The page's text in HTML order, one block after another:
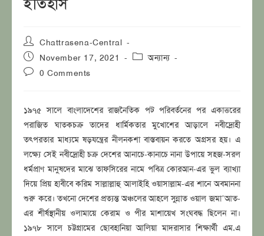
Post
author:
Chattrasena-Central
Post
published:
November 17, 2021
Postঅন্যান্য
Post0 Comments
১৯৭৫ সালে বাংলাদেশের রাজনৈতিক পট পরিবর্তনের পর একাত্তরের
পরাজিত ঘাতকচক্র তাদের ধার্মিকতার মুখোশের আড়ালে নবীদ্রোহী
তৎপরতার মাধ্যমে ষড়যন্ত্রের নীলনকশা বাস্তবায়ন করতে অগ্রসর হয়। এ
লক্ষ্যে সেই নবীদ্রোহী চক্র দেশের আনাচে-কানাচে নানা উপায়ে সহজ-সরল
ধর্মপ্রাণ মানুষদের মাঝে তাফসিরের নামে পবিত্র কোরআন-এর ভুল ব্যাখ্যা
দিয়ে প্রিয় হাবীবে করিম সাল্লাল্লাহু আলাইহি ওয়াসাল্লাম-এর শানে অবমাননা
শুরু করে। তখনো দেশের প্রত্যন্ত অঞ্চলের আহলে সুন্নাত ওয়াল জমা’আত-
এর শীর্ষস্থানীয় ওলামায়ে কেরাম ও পীর মাশায়েখ সংঘবদ্ধ ছিলেন না।
১৯৭৮ সালে চট্টগ্রামের ছোবহানিয়া আলিয়া মাদরাসার শিক্ষার্থী এম.এ